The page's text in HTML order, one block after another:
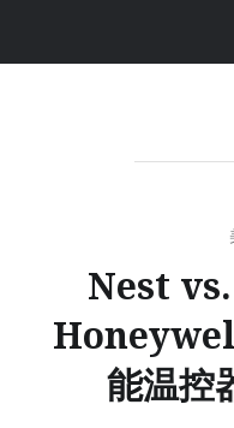
Nest
能温控